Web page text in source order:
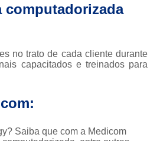
para Tomografia de Coluna
Clínica de Exames por Imagem
Clínica para Exames
Clínica para Exames de
para Exame de Tomografia da Face
Clínicas para Exame de
computadorizada
no trato de cada cliente durante
capacitados e treinados para
Saiba que com a Medicom